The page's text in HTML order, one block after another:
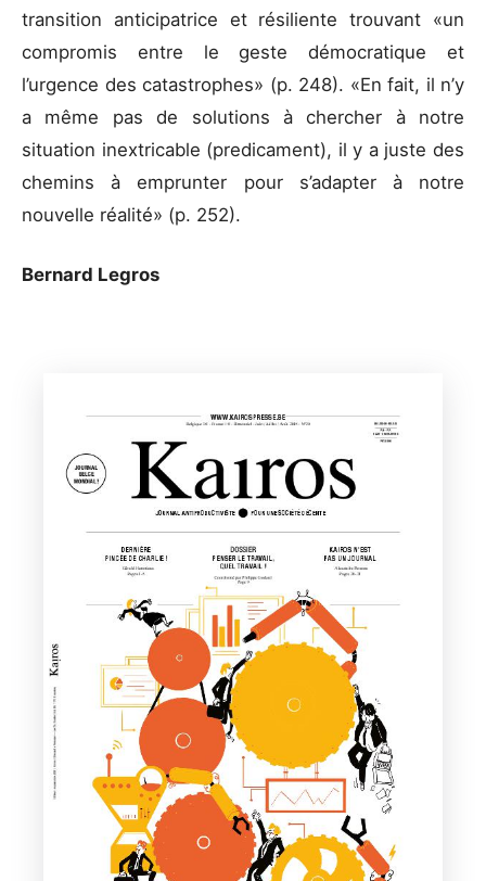
transition anticipatrice et résiliente trouvant «un
compromis entre le geste démocratique et
l’urgence des catastrophes» (p. 248). «En fait, il n’y
a même pas de solutions à chercher à notre
situation inextricable (predicament), il y a juste des
chemins à emprunter pour s’adapter à notre
nouvelle réalité» (p. 252).
Bernard Legros